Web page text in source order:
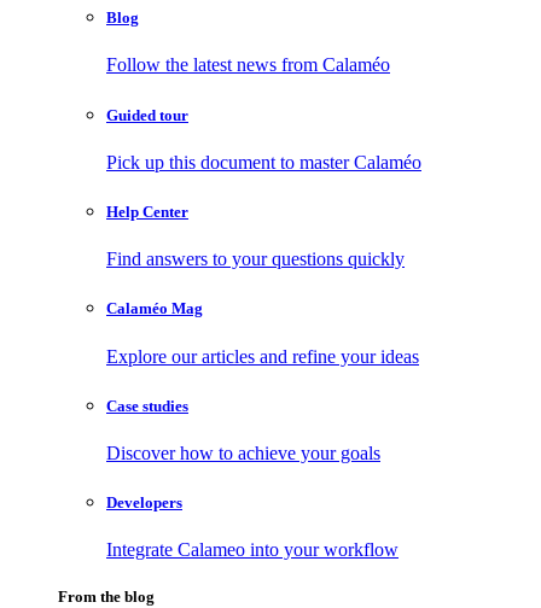
Blog
Follow the latest news from Calaméo
Guided tour
Pick up this document to master Calaméo
Help Center
Find answers to your questions quickly
Calaméo Mag
Explore our articles and refine your ideas
Case studies
Discover how to achieve your goals
Developers
Integrate Calameo into your workflow
From the blog